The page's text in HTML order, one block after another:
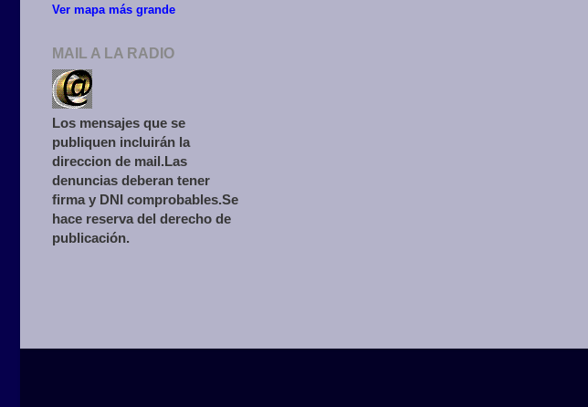
Ver mapa más grande
MAIL A LA RADIO
Los mensajes que se
publiquen incluirán la
direccion de mail.Las
denuncias deberan tener
firma y DNI comprobables.Se
hace reserva del derecho de
publicación.